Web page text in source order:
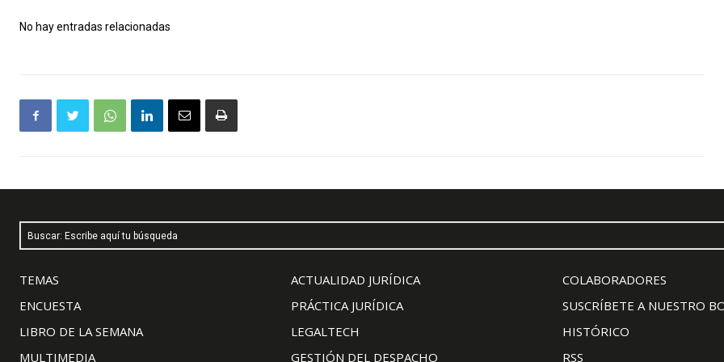
No hay entradas relacionadas
Buscar: Escribe aquí tu búsqueda
TEMAS
ENCUESTA
LIBRO DE LA SEMANA
MULTIMEDIA
ACTUALIDAD JURÍDICA
PRÁCTICA JURÍDICA
LEGALTECH
GESTIÓN DEL DESPACHO
COLABORADORES
SUSCRÍBETE A NUESTRO
HISTÓRICO
RSS